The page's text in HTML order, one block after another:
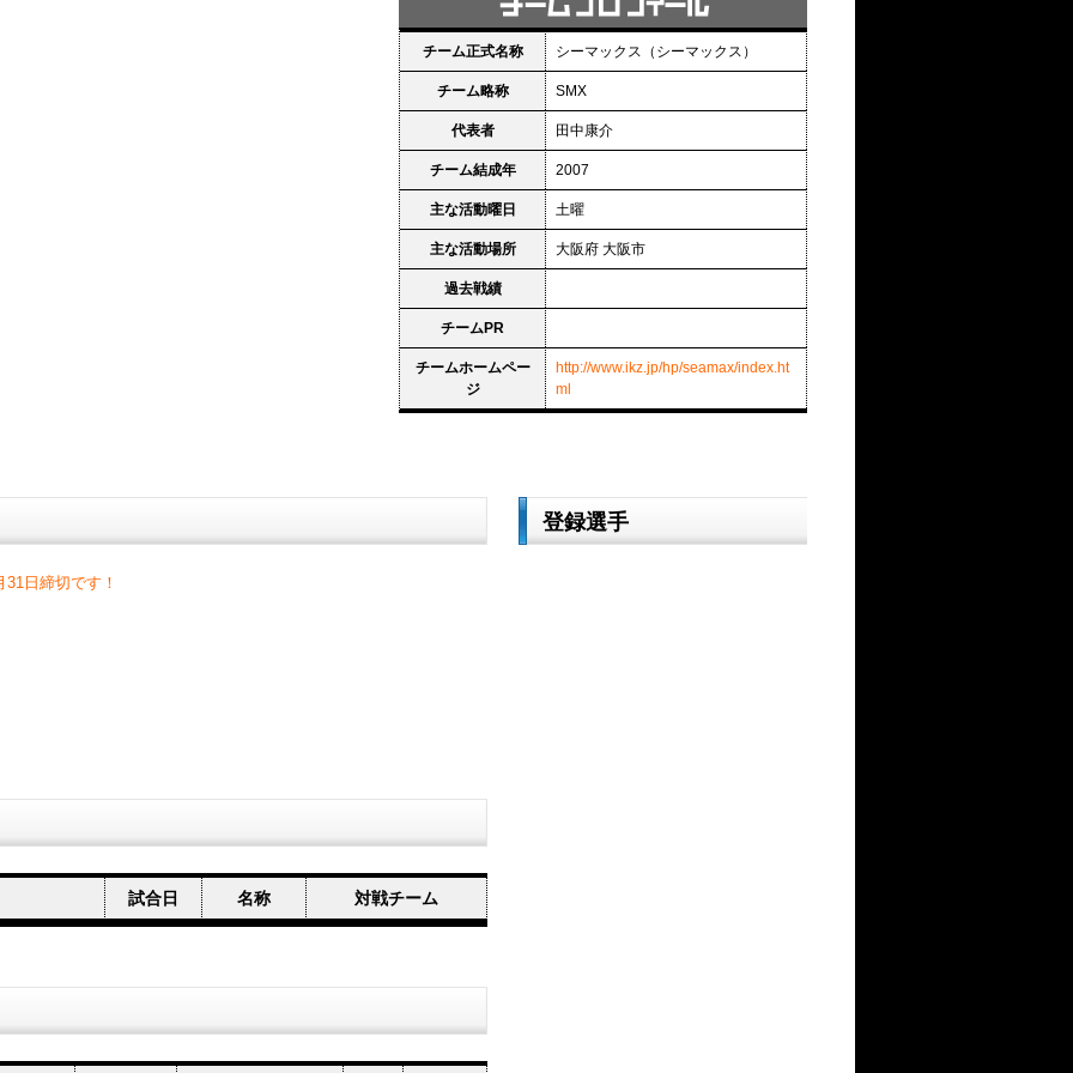
チーム正式名称 シーマックス（シーマックス）
チーム略称 SMX
代表者 田中康介
チーム結成年 2007
主な活動曜日 土曜
主な活動場所 大阪府 大阪市
過去戦績
チームPR
チームホームペー
ジ
http://www.ikz.jp/hp/seamax/index.ht
ml
日締切です！
試合日 名称 対戦チーム
登録選手